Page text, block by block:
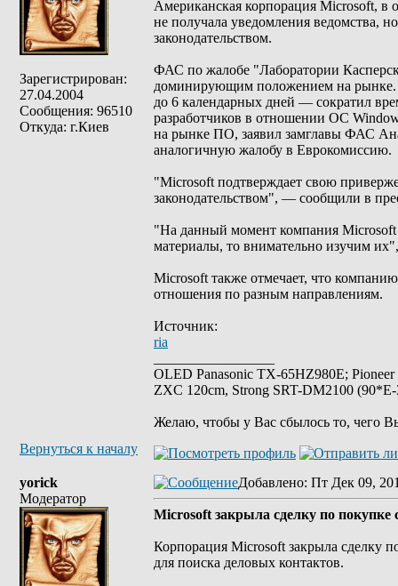
Зарегистрирован:
27.04.2004
Сообщения: 96510
Откуда: г.Киев
Американская корпорация Microsoft, в
не получала уведомления ведомства,
законодательством.
ФАС по жалобе "Лаборатории
доминирующим положением на рынке.
до 6 календарных дней — сократил
разработчиков в отношении ОС
на рынке ПО, заявил замглавы ФАС
аналогичную жалобу в Еврокомиссию.
"Microsoft подтверждает свою
законодательством", — сообщили в
"На данный момент компания
материалы, то внимательно изучим
Microsoft также отмечает, что
отношения по разным направлениям.
Источник:
ria
OLED Panasonic TX-65HZ980E;
ZXC 120cm, Strong SRT-DM2100
Желаю, чтобы у Вас сбылось то, чего
Вернуться к началу
yorick
Модератор
Добавлено: Пт Дек 09,
Microsoft закрыла сделку по покупке
Корпорация Microsoft закрыла сделку
для поиска деловых контактов.